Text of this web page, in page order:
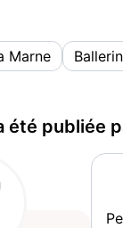
Marne
été publiée